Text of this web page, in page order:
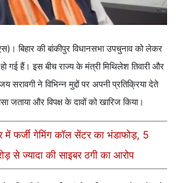
बिहार की बांकीपुर विधानसभा उपचुनाव को लेकर
गई हैं। इस बीच राज्य के मंत्री मिथिलेश तिवारी और
ने विभिन्न मुद्दों पर अपनी प्रतिक्रिया देते
जताया और विपक्ष के दावों को खारिज किया।
में फर्जी गेमिंग कॉल सेंटर का भंडाफोड़, 5
से ज्यादा की साइबर ठगी का आरोप